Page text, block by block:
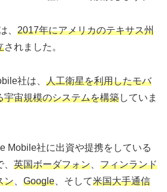
、 2017年にアメリカのテキサス州
されました。
社は、 人工衛星を利用したモバ
宇宙規模のシステムを構築していま
Mobile社に出資や提携をしている
英国ボーダフォン、 フィンランド
ン、 Google、そして米国大手通信